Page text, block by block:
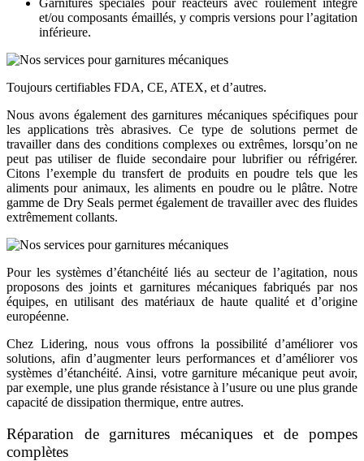
Garnitures spéciales pour réacteurs avec roulement intégré
et/ou composants émaillés, y compris versions pour l’agitation
inférieure.
Toujours certifiables FDA, CE, ATEX, et d’autres.
Nous avons également des garnitures mécaniques spécifiques pour
les applications très abrasives. Ce type de solutions permet de
travailler dans des conditions complexes ou extrêmes, lorsqu’on ne
peut pas utiliser de fluide secondaire pour lubrifier ou réfrigérer.
Citons l’exemple du transfert de produits en poudre tels que les
aliments pour animaux, les aliments en poudre ou le plâtre. Notre
gamme de Dry Seals permet également de travailler avec des fluides
extrêmement collants.
Pour les systèmes d’étanchéité liés au secteur de l’agitation, nous
proposons des joints et garnitures mécaniques fabriqués par nos
équipes, en utilisant des matériaux de haute qualité et d’origine
européenne.
Chez Lidering, nous vous offrons la possibilité d’améliorer vos
solutions, afin d’augmenter leurs performances et d’améliorer vos
systèmes d’étanchéité. Ainsi, votre garniture mécanique peut avoir,
par exemple, une plus grande résistance à l’usure ou une plus grande
capacité de dissipation thermique, entre autres.
Réparation de garnitures mécaniques et de pompes
complètes